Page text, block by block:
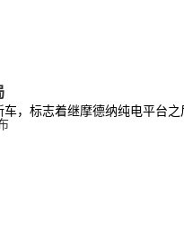
，标志着继摩德纳纯电平台